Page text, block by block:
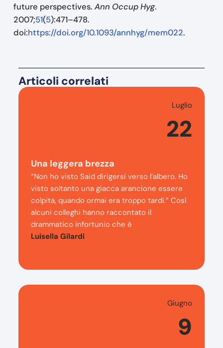
future perspectives. Ann Occup Hyg.
2007;51(5):471–478.
doi:https://doi.org/10.1093/annhyg/mem022.
Articoli correlati
Luglio
22
Una leggera brezza
“Non ho visto Said dirigersi verso l’albero. Ho
visto soltanto una giacca arancione essere
colpita, quando ormai era troppo tardi.” Così
alcuni colleghi hanno raccontato il
drammatico infortunio che è
Luisella Gilardi
Giugno
9